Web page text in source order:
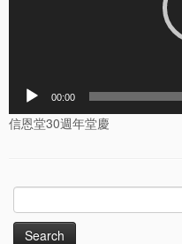
00:00
信恩堂30週年堂慶
Search
for: